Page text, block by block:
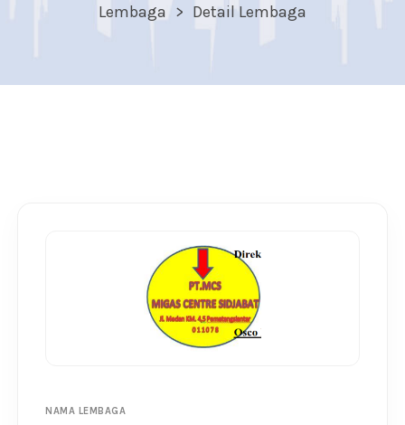
Lembaga Detail Lembaga
NAMA LEMBAGA